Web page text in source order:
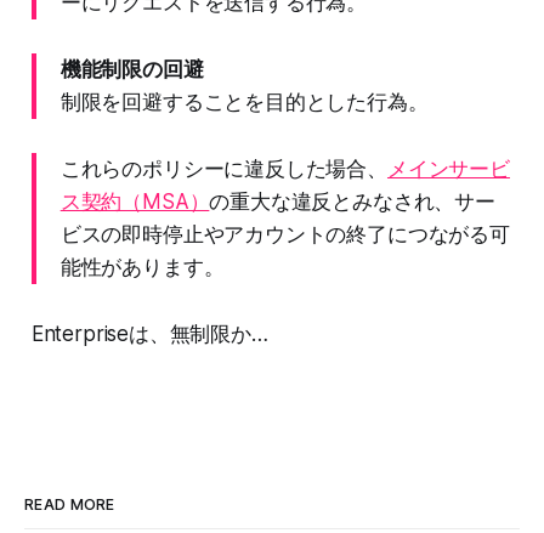
機能制限の回避
制限を回避することを目的とした行為。
これらのポリシーに違反した場合、
メインサービ
ス契約（MSA）の重大な違反とみなされ、サー
ビスの即時停止やアカウントの終了につながる可
能性があります。
Enterpriseは、無制限か…
READ MORE